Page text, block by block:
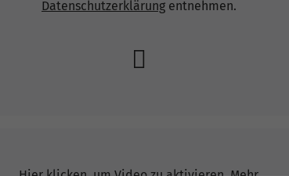
Datenschutzerklärungentnehmen.